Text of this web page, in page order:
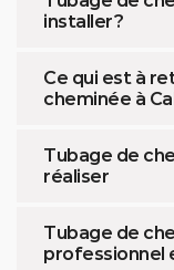
installer ?
Ce qui est à
cheminée à
Tubage de
réaliser
Tubage de
professionnel